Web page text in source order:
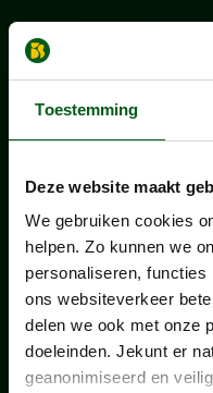
Toestemming
Deze website maakt
We gebruiken cookies
helpen. Zo kunnen we
personaliseren,
ons websiteverkeer
delen we ook met onze
doeleinden. Jekunt er
geanonimiseerd en